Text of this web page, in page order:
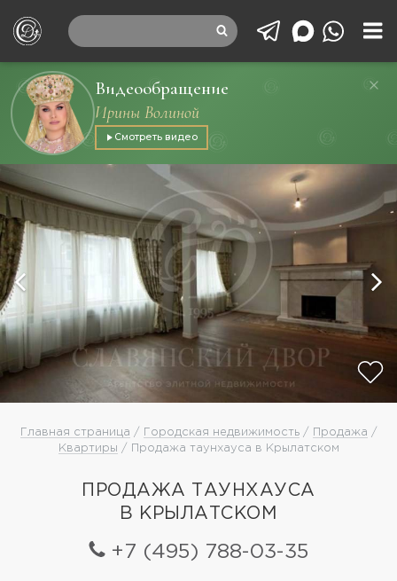
Видеообращение
Ирины Волиной
Смотреть видео
Главная страница / Городская недвижимость/ Продажа /
Квартиры / Продажа таунхауса в Крылатском
ПРОДАЖА ТАУНХАУСА
В КРЫЛАТСКОМ
+7 (495) 788-03-35